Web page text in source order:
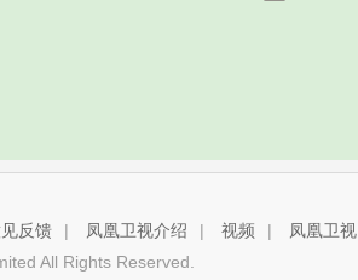
反馈 | 凤凰卫视介绍 | 视频 |
凤凰卫视
All Rights Reserved.